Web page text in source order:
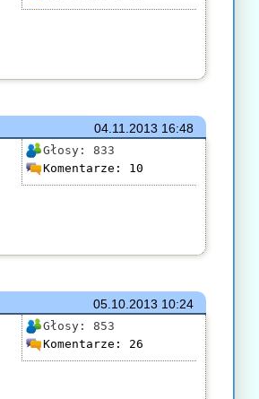
04.11.2013 16:48
Głosy: 833
Komentarze: 10
05.10.2013 10:24
Głosy: 853
Komentarze: 26